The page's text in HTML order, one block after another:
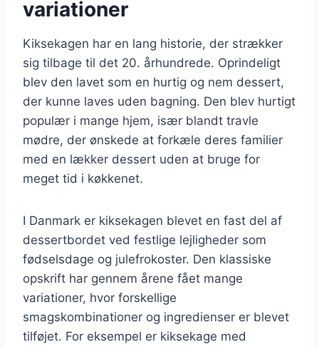
variationer
Kiksekagen har en lang historie, der strækker
sig tilbage til det 20. århundrede. Oprindeligt
blev den lavet som en hurtig og nem dessert,
der kunne laves uden bagning. Den blev hurtigt
populær i mange hjem, især blandt travle
mødre, der ønskede at forkæle deres familier
med en lækker dessert uden at bruge for
meget tid i køkkenet.
I Danmark er kiksekagen blevet en fast del af
dessertbordet ved festlige lejligheder som
fødselsdage og julefrokoster. Den klassiske
opskrift har gennem årene fået mange
variationer, hvor forskellige
smagskombinationer og ingredienser er blevet
tilføjet. For eksempel er kiksekage med